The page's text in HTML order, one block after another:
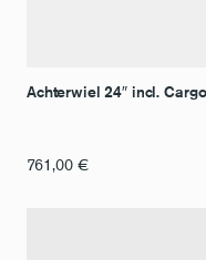
Achterwiel 24″ incl.
761,00 €